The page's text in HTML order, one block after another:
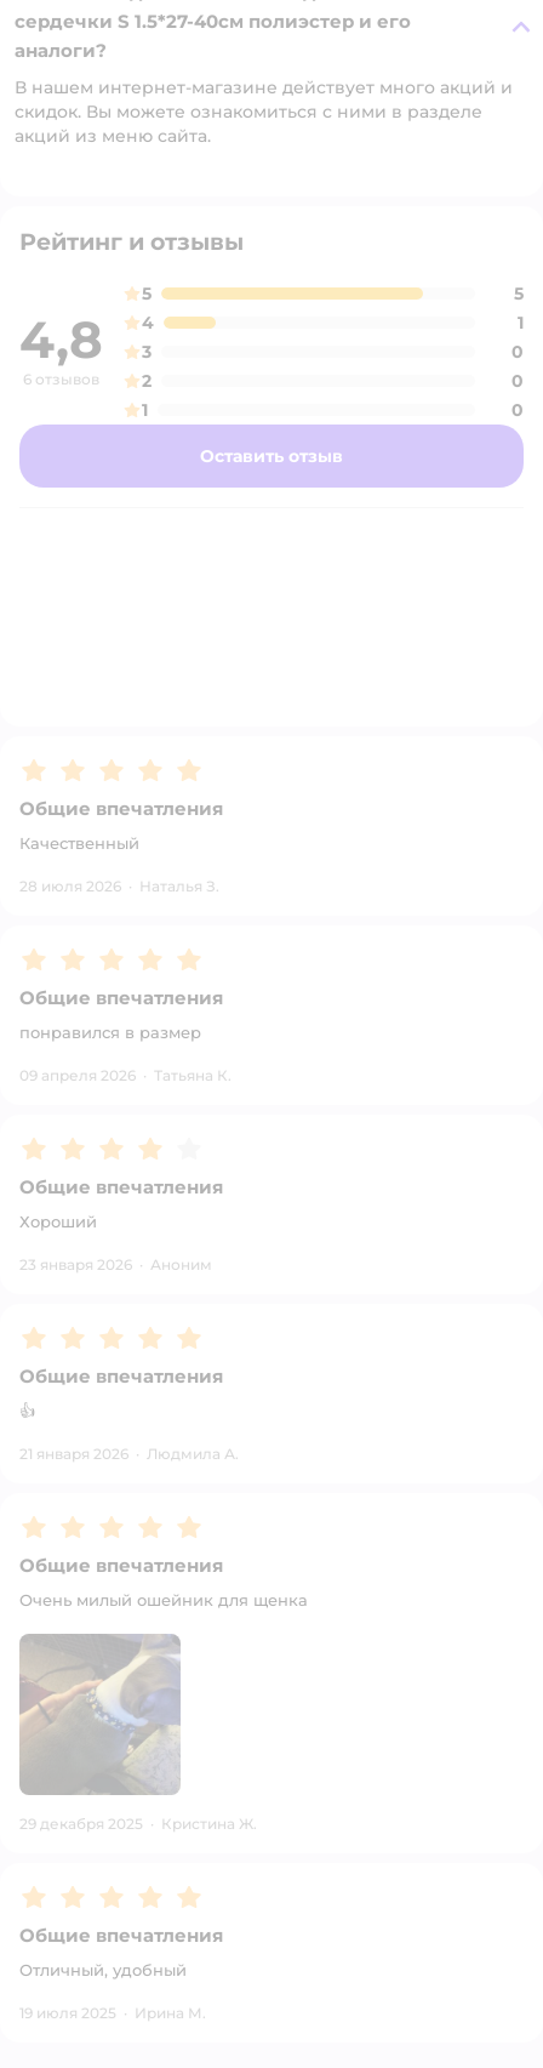
сердечки S 1.5*27-40см полиэстер и его
аналоги?
В нашем интернет-магазине действует много акций и
скидок. Вы можете ознакомиться с ними в разделе
акций из меню сайта.
Рейтинг и отзывы
4,8
6 отзывов
5
5
4
1
3
0
2
0
1
0
Оставить отзыв
Рейтинг:5
Общие впечатления
Качественный
28 июля 2026 · Наталья З.
Рейтинг:5
Общие впечатления
понравился в размер
09 апреля 2026 · Татьяна К.
Рейтинг:4
Общие впечатления
Хороший
23 января 2026 · Аноним
Рейтинг:5
Общие впечатления
👍
21 января 2026 · Людмила А.
Рейтинг:5
Общие впечатления
Очень милый ошейник для щенка
29 декабря 2025 · Кристина Ж.
Рейтинг:5
Общие впечатления
Отличный, удобный
19 июля 2025 · Ирина М.